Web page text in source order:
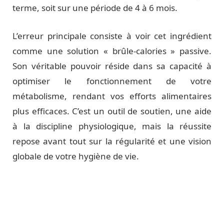
terme, soit sur une période de 4 à 6 mois.
L’erreur principale consiste à voir cet ingrédient
comme une solution « brûle-calories » passive.
Son véritable pouvoir réside dans sa capacité à
optimiser le fonctionnement de votre
métabolisme, rendant vos efforts alimentaires
plus efficaces. C’est un outil de soutien, une aide
à la discipline physiologique, mais la réussite
repose avant tout sur la régularité et une vision
globale de votre hygiène de vie.